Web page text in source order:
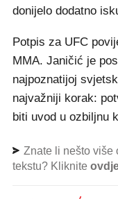
donijelo dodatno
Potpis za UFC
MMA. Janičić je
najpoznatijoj
najvažniji korak:
biti uvod u ozbiljnu
Znate li nešto više
tekstu? Kliknite